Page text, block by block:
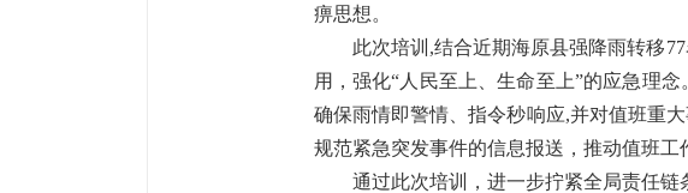
痹思想。
此次培训 ,结合近期海原县强降雨转移
用，强化“人民至上、生命至上”的应急理
确保雨情即警情、指令秒响应,并对值班重
规范紧急突发事件的信息报送 ，推动值班工
通过此次培训，进一步拧紧全局责任链